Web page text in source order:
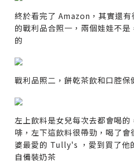
終於看完了 Amazon，其實還有
的戰利品合照一，兩個娃娃不是
的
戰利品照二，餅乾茶飲和口腔保
左上飲料是女兒每次去都會喝的
啡，左下這飲料很帶勁，喝了
婆最愛的 Tully's ，愛到買了他
自備裝奶茶